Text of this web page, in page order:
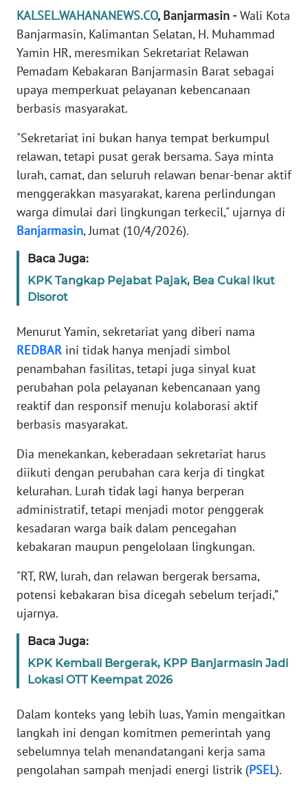
KALSEL.WAHANANEWS.CO, Banjarmasin -Wali Kota
Banjarmasin, Kalimantan Selatan, H. Muhammad
Yamin HR, meresmikan Sekretariat Relawan
Pemadam Kebakaran Banjarmasin Barat sebagai
upaya memperkuat pelayanan kebencanaan
berbasis masyarakat.
"Sekretariat ini bukan hanya tempat berkumpul
relawan, tetapi pusat gerak bersama. Saya minta
lurah, camat, dan seluruh relawan benar-benar aktif
menggerakkan masyarakat, karena perlindungan
warga dimulai dari lingkungan terkecil," ujarnya di
Banjarmasin, Jumat (10/4/2026).
Baca Juga:
KPK Tangkap Pejabat Pajak, Bea Cukai Ikut
Disorot
Menurut Yamin, sekretariat yang diberi nama
REDBAR ini tidak hanya menjadi simbol
penambahan fasilitas, tetapi juga sinyal kuat
perubahan pola pelayanan kebencanaan yang
reaktif dan responsif menuju kolaborasi aktif
berbasis masyarakat.
Dia menekankan, keberadaan sekretariat harus
diikuti dengan perubahan cara kerja di tingkat
kelurahan. Lurah tidak lagi hanya berperan
administratif, tetapi menjadi motor penggerak
kesadaran warga baik dalam pencegahan
kebakaran maupun pengelolaan lingkungan.
"RT, RW, lurah, dan relawan bergerak bersama,
potensi kebakaran bisa dicegah sebelum terjadi,”
ujarnya.
Baca Juga:
KPK Kembali Bergerak, KPP Banjarmasin Jadi
Lokasi OTT Keempat 2026
Dalam konteks yang lebih luas, Yamin mengaitkan
langkah ini dengan komitmen pemerintah yang
sebelumnya telah menandatangani kerja sama
pengolahan sampah menjadi energi listrik (PSEL).
REDAKSI
KARIR
News
Regional
WN
SUMUT
WN
WN
JABAR
WN
BANTEN
WN
PAPUA
WN
PAPUA
WN
RIAU
SERAMBI
JAMBI
WN
SULTRA